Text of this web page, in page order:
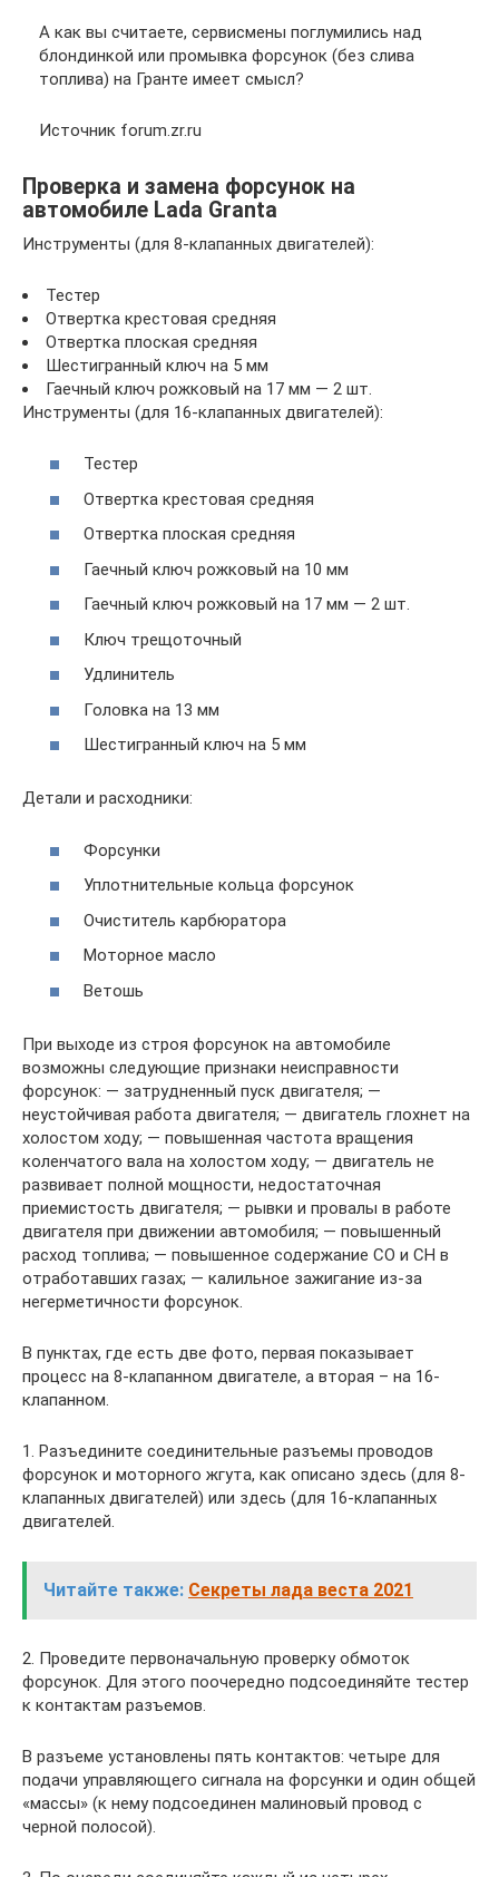
А как вы считаете, сервисмены поглумились над
блондинкой или промывка форсунок (без слива
топлива) на Гранте имеет смысл?
Источник forum.zr.ru
Проверка и замена форсунок на
автомобиле Lada Granta
Инструменты (для 8-клапанных двигателей):
Тестер
Отвертка крестовая средняя
Отвертка плоская средняя
Шестигранный ключ на 5 мм
Гаечный ключ рожковый на 17 мм — 2 шт.
Инструменты (для 16-клапанных двигателей):
Тестер
Отвертка крестовая средняя
Отвертка плоская средняя
Гаечный ключ рожковый на 10 мм
Гаечный ключ рожковый на 17 мм — 2 шт.
Ключ трещоточный
Удлинитель
Головка на 13 мм
Шестигранный ключ на 5 мм
Детали и расходники:
Форсунки
Уплотнительные кольца форсунок
Очиститель карбюратора
Моторное масло
Ветошь
При выходе из строя форсунок на автомобиле
возможны следующие признаки неисправности
форсунок: — затрудненный пуск двигателя; —
неустойчивая работа двигателя; — двигатель глохнет на
холостом ходу; — повышенная частота вращения
коленчатого вала на холостом ходу; — двигатель не
развивает полной мощности, недостаточная
приемистость двигателя; — рывки и провалы в работе
двигателя при движении автомобиля; — повышенный
расход топлива; — повышенное содержание СО и СН в
отработавших газах; — калильное зажигание из-за
негерметичности форсунок.
В пунктах, где есть две фото, первая показывает
процесс на 8-клапанном двигателе, а вторая – на 16-
клапанном.
1. Разъедините соединительные разъемы проводов
форсунок и моторного жгута, как описано здесь (для 8-
клапанных двигателей) или здесь (для 16-клапанных
двигателей.
Читайте также: Секреты лада веста 2021
2. Проведите первоначальную проверку обмоток
форсунок. Для этого поочередно подсоединяйте тестер
к контактам разъемов.
В разъеме установлены пять контактов: четыре для
подачи управляющего сигнала на форсунки и один общей
«массы» (к нему подсоединен малиновый провод с
черной полосой).